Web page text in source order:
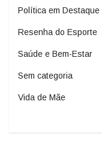
Política em Destaque
Resenha do Esporte
Saúde e Bem-Estar
Sem categoria
Vida de Mãe